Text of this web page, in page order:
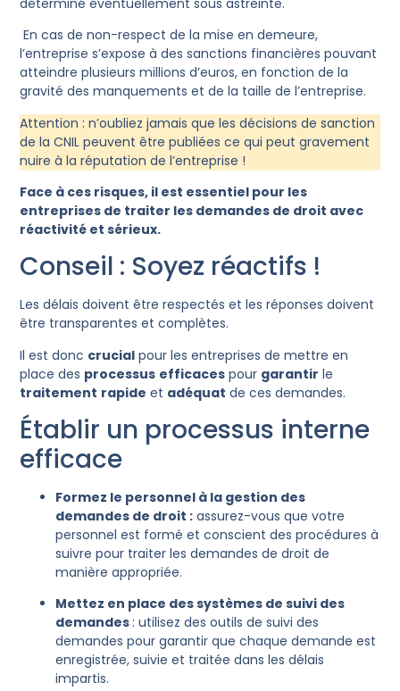
En cas de non-respect de la mise en demeure,
l’entreprise s’expose à des sanctions financières pouvant
atteindre plusieurs millions d’euros, en fonction de la
gravité des manquements et de la taille de l’entreprise.
Attention : n’oubliez jamais que les décisions de sanction
de la CNIL peuvent être publiées ce qui peut gravement
nuire à la réputation de l’entreprise !
Face à ces risques, il est essentiel pour les
entreprises de traiter les demandes de droit avec
réactivité et sérieux.
Conseil : Soyez réactifs !
Les délais doivent être respectés et les réponses doivent
être transparentes et complètes.
Il est donc crucial pour les entreprises de mettre en
place des processus efficaces pour garantir le
traitement rapide et adéquat de ces demandes.
Établir un processus interne
efficace
Formez le personnel à la gestion des
demandes de droit : assurez-vous que votre
personnel est formé et conscient des procédures à
suivre pour traiter les demandes de droit de
manière appropriée.
Mettez en place des systèmes de suivi des
demandes : utilisez des outils de suivi des
demandes pour garantir que chaque demande est
enregistrée, suivie et traitée dans les délais
impartis.